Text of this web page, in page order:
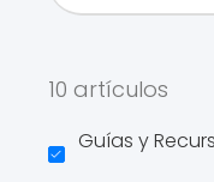
10 artículos
Guías y